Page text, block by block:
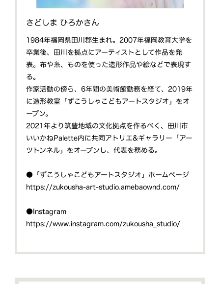
さどしま ひろかさん
1984年福岡県田川郡生まれ。2007年福岡教育大学を
卒業後、田川を拠点にアーティストとして作品を発
表。布や糸、ものを使った造形作品や絵などで表現す
る。
作家活動の傍ら、6年間の美術館勤務を経て、2019年
に造形教室「ずこうしゃこどもアートスタジオ」をオ
ープン。
2021年より筑豊地域の文化拠点を作るべく、田川市
いいかねPalette内に共同アトリエ&ギャラリー「アー
ツトンネル」をオープンし、代表を務める。
●「ずこうしゃこどもアートスタジオ」ホームページ
https://zukousha-art-studio.amebaownd.com/
●Instagram
https://www.instagram.com/zukousha_studio/